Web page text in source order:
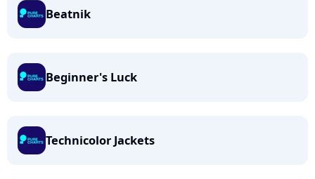
Beatnik
Beginner's Luck
Technicolor Jackets